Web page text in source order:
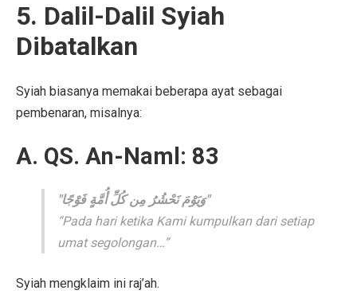
5. Dalil-Dalil Syiah
Dibatalkan
Syiah biasanya memakai beberapa ayat sebagai
pembenaran, misalnya:
A. QS. An-Naml: 83
"وَيَوْمَ نَحْشُرُ مِن كُلِّ أُمَّةٍ فَوْجًا"
“Pada hari ketika Kami kumpulkan dari setiap
umat segolongan…”
Syiah mengklaim ini raj’ah.